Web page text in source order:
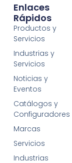
Enlaces
Rápidos
Productos y
Servicios
Industrias y
Servicios
Noticias y
Eventos
Catálogos y
Configuradores
Marcas
Servicios
Industrias